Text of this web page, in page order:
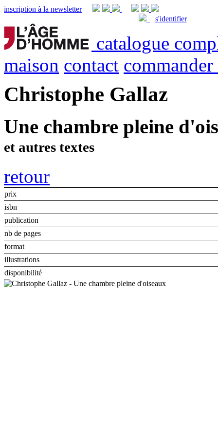
inscription à la newsletter
s'identifier
catalogue
maison contact commander
Christophe Gallaz
Une chambre pleine
et autres textes
retour
prix
isbn
publication
nb de pages
format
illustrations
disponibilité